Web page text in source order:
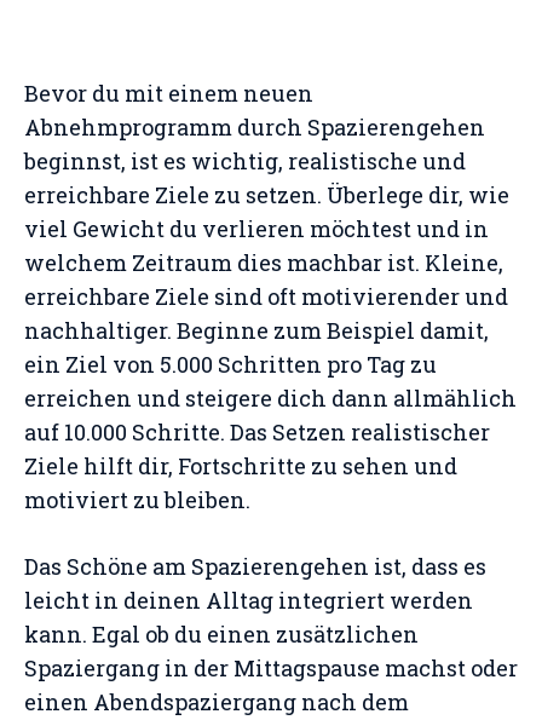
Bevor du mit einem neuen
Abnehmprogramm durch Spazierengehen
beginnst, ist es wichtig, realistische und
erreichbare Ziele zu setzen. Überlege dir, wie
viel Gewicht du verlieren möchtest und in
welchem Zeitraum dies machbar ist. Kleine,
erreichbare Ziele sind oft motivierender und
nachhaltiger. Beginne zum Beispiel damit,
ein Ziel von 5.000 Schritten pro Tag zu
erreichen und steigere dich dann allmählich
auf 10.000 Schritte. Das Setzen realistischer
Ziele hilft dir, Fortschritte zu sehen und
motiviert zu bleiben.
Das Schöne am Spazierengehen ist, dass es
leicht in deinen Alltag integriert werden
kann. Egal ob du einen zusätzlichen
Spaziergang in der Mittagspause machst oder
einen Abendspaziergang nach dem